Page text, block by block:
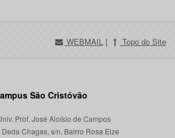
WEBMAIL | Topo do Site
São Cristóvão
Prof. José Aloísio de Campos
Deda Chagas, s/n, Bairro Rosa Elze